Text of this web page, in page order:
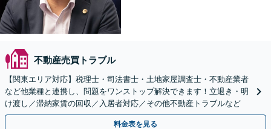
不動産売買トラブル
【関東エリア対応】税理士・司法書士・土地家屋調査士・不動産業者
など他業種と連携し、問題をワンストップ解決できます！立退き・明
け渡し／滞納家賃の回収／入居者対応／その他不動産トラブルなど
料金表を見る